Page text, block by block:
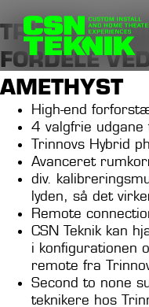
TRINNOV
FORDELE
AMETHYST
High-end
4 valgfrie udgane
Trinnovs Hybrid
Avanceret
div.
lyden, så det
Remote
CSN Teknik kan
i konfigurationen
remote fra
Second to none
teknikere hos